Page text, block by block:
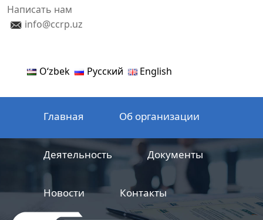
Написать нам
info@ccrp.uz
Oʻzbek Русский English
Главная Об организации
Деятельность Документы
Новости Контакты